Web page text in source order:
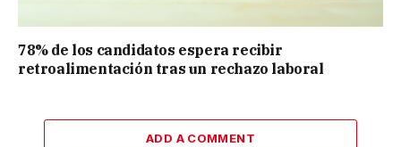
78% de los candidatos espera recibir
retroalimentación tras un rechazo laboral
ADD A COMMENT